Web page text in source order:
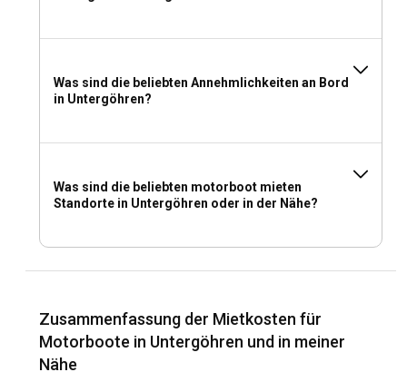
Was sind die beliebten Annehmlichkeiten an Bord
in Untergöhren?
Was sind die beliebten motorboot mieten
Standorte in Untergöhren oder in der Nähe?
Zusammenfassung der Mietkosten für
Motorboote in Untergöhren und in meiner
Nähe